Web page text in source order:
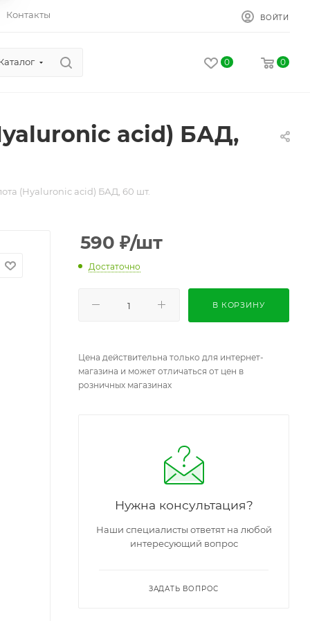
Контакты ВОЙТИ
0 0
acid) БАД,
(Hyaluronic acid) БАД, 60 шт.
590 ₽/шт
Достаточно
В КОРЗИНУ
Цена действительна только для интернет-
магазина и может отличаться от цен в
розничных магазинах
Нужна консультация?
Наши специалисты ответят на любой
интересующий вопрос
ЗАДАТЬ ВОПРОС